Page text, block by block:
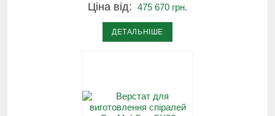
Ціна від: 475 670 грн.
ДЕТАЛЬНІШЕ